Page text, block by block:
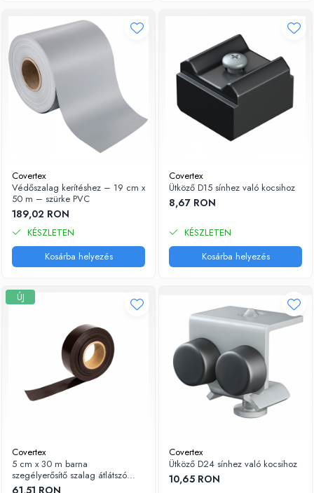
Covertex
Védőszalag kerítéshez – 19 cm x
50 m – szürke PVC
189,02 RON
KÉSZLETEN
Kosárba helyezés
Covertex
Ütköző D15 sínhez való kocsihoz
8,67 RON
KÉSZLETEN
Kosárba helyezés
ÚJ
Covertex
5 cm x 30 m barna
szegélyerősítő szalag átlátszó
PVC fóliához
61,51 RON
Covertex
Ütköző D24 sínhez való kocsihoz
10,65 RON